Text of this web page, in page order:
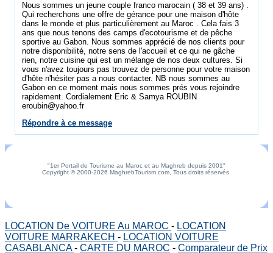
Nous sommes un jeune couple franco marocain ( 38 et 39 ans) .
Qui recherchons une offre de gérance pour une maison d'hôte
dans le monde et plus particulièrement au Maroc . Cela fais 3
ans que nous tenons des camps d'ecotourisme et de pêche
sportive au Gabon. Nous sommes apprécié de nos clients pour
notre disponibilité, notre sens de l'accueil et ce qui ne gâche
rien, notre cuisine qui est un mélange de nos deux cultures. Si
vous n'avez toujours pas trouvez de personne pour votre maison
d'hôte n'hésiter pas a nous contacter. NB nous sommes au
Gabon en ce moment mais nous sommes prés vous rejoindre
rapidement. Cordialement Eric & Samya ROUBIN
eroubin@yahoo.fr
Répondre à ce message
"1er Portail de Tourisme au Maroc et au Maghreb depuis 2001"
Copyright © 2000-2026 MaghrebTourism.com, Tous droits réservés.
LOCATION De VOITURE Au MAROC - LOCATION
VOITURE MARRAKECH - LOCATION VOITURE
CASABLANCA- CARTE DU MAROC - Comparateur de Prix